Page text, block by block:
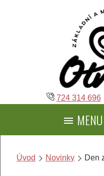
724 314 696
MENU
Úvod Novinky Den